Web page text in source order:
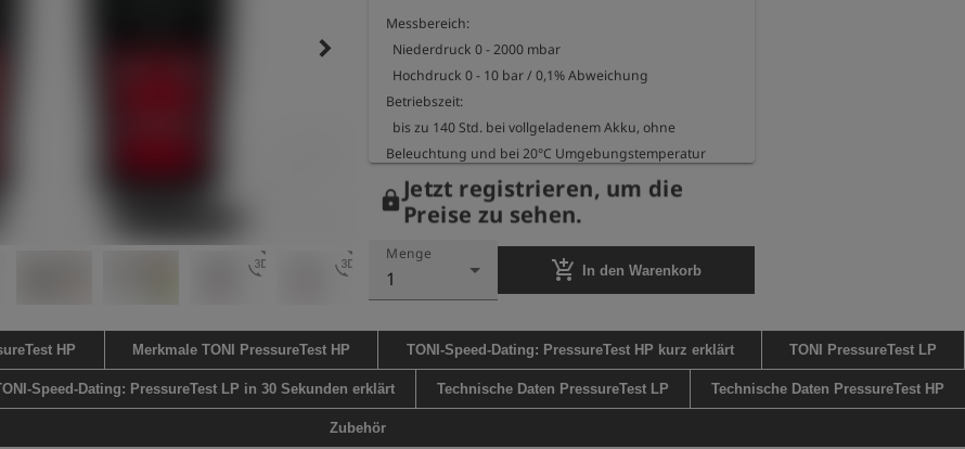
3d_rotation 3d_rotation
keyboard_arrow_right
Messbereich:
Betriebszeit:
Beleuchtung und bei 20°C Umgebungstemperatur
Größe Gehäuse: 16,5cm x 6,5cm x 3cm
Gewicht Gerät: ca. 280g
lockJetzt registrieren, um die
Preise zu sehen.
Menge
1 add_shopping_cart In den Warenkorb
HP Merkmale TONI PressureTest HP TONI-Speed-Dating: PressureTest HP kurz erklärt TONI PressureTest LP
Speed-Dating: PressureTest LP in 30 Sekunden erklärt Technische Daten PressureTest LP Technische Daten PressureTest HP
Zubehör